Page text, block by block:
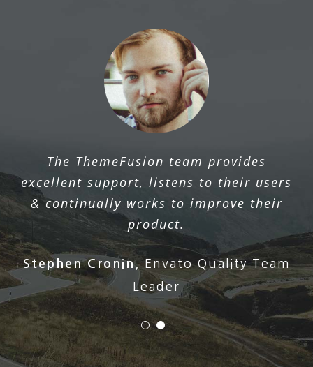
The ThemeFusion team provides
excellent support, listens to their users
& continually works to improve their
product.
Stephen Cronin,Envato Quality Team
Leader